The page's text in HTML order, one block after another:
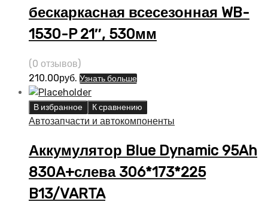
бескаркасная всесезонная WB-
1530-P 21″, 530мм
(0 отзывов)
210.00руб. Узнать больше
В избранное К сравнению
Автозапчасти и автокомпоненты
Аккумулятор Blue Dynamic 95Ah
830A+слева 306*173*225
B13/VARTA